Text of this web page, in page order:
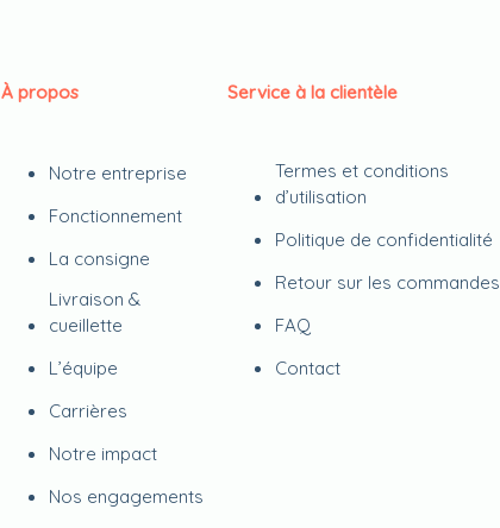
À propos
Notre entreprise
Fonctionnement
La consigne
Livraison &
cueillette
L’équipe
Carrières
Notre impact
Nos engagements
Service à la clientèle
Termes et conditions
d’utilisation
Politique de confidentialité
Retour sur les commandes
FAQ
Contact